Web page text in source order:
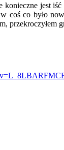
jest
co było